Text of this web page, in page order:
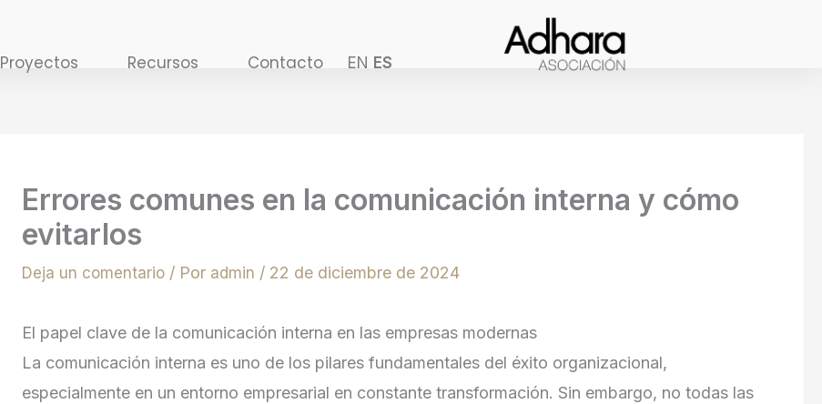
Proyectos Recursos Contacto EN ES
Errores comunes en la comunicación interna y cómo
evitarlos
Deja un comentario / Por admin / 22 de diciembre de 2024
El papel clave de la comunicación interna en las empresas modernas
La comunicación interna es uno de los pilares fundamentales del éxito organizacional,
especialmente en un entorno empresarial en constante transformación. Sin embargo, no todas las